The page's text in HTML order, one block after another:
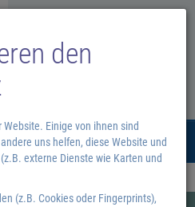
den
Einige von ihnen sind
uns helfen, diese Website und
externe Dienste wie Karten und
(z.B. Cookies oder Fingerprints),
0